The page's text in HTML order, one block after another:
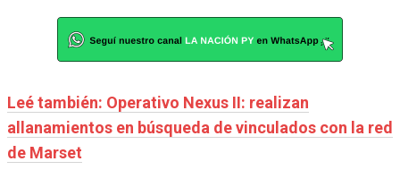
Leé también: Operativo Nexus II: realizan
allanamientos en búsqueda de vinculados con la red
de Marset